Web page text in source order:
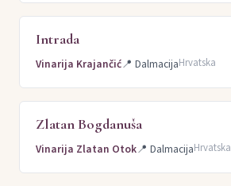
Intrada
Vinarija Krajančić📍 DalmacijaHrvatska
Zlatan Bogdanuša
Vinarija Zlatan Otok📍 DalmacijaHrvatska